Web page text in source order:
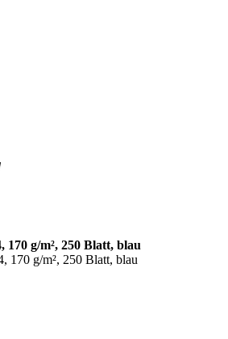
g/m², 250 Blatt, blau